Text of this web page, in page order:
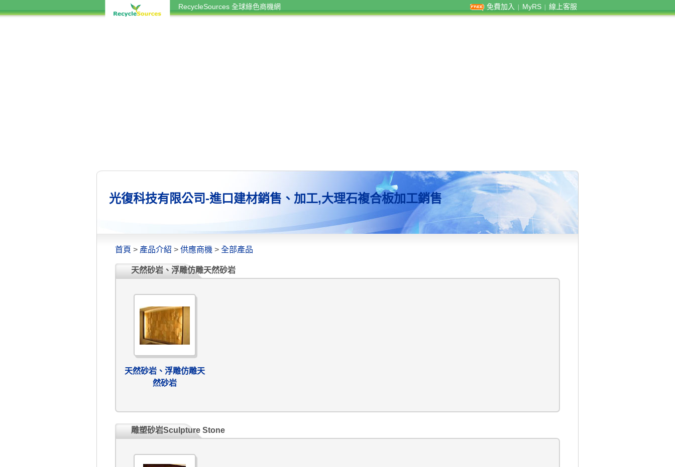
RecycleSources 全球綠色商機網 免費加入 MyRS 線上客服
光復科技有限公司-進口建材銷售、加工,大理石複合板加工銷售
首頁 > 產品介紹 > 供應商機 > 全部產品
天然砂岩、浮雕仿雕天然砂岩
天然砂岩、浮雕仿雕天
然砂岩
雕塑砂岩Sculpture Stone